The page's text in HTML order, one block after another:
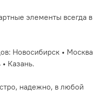
элементы всегда в
Новосибирск • Москва
Казань.
надежно, в любой